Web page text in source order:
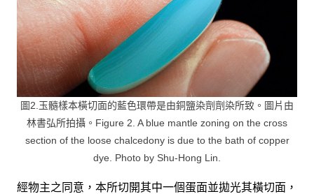
圖2.玉髓樣本橫切面的藍色環帶是由銅鹽染劑劑染所致。圖片由
林書弘所拍攝。Figure 2. A blue mantle zoning on the cross
section of the loose chalcedony is due to the bath of copper
dye. Photo by Shu-Hong Lin.
經物主之同意，本所切開其中一個蛋面並拋光其橫切面，